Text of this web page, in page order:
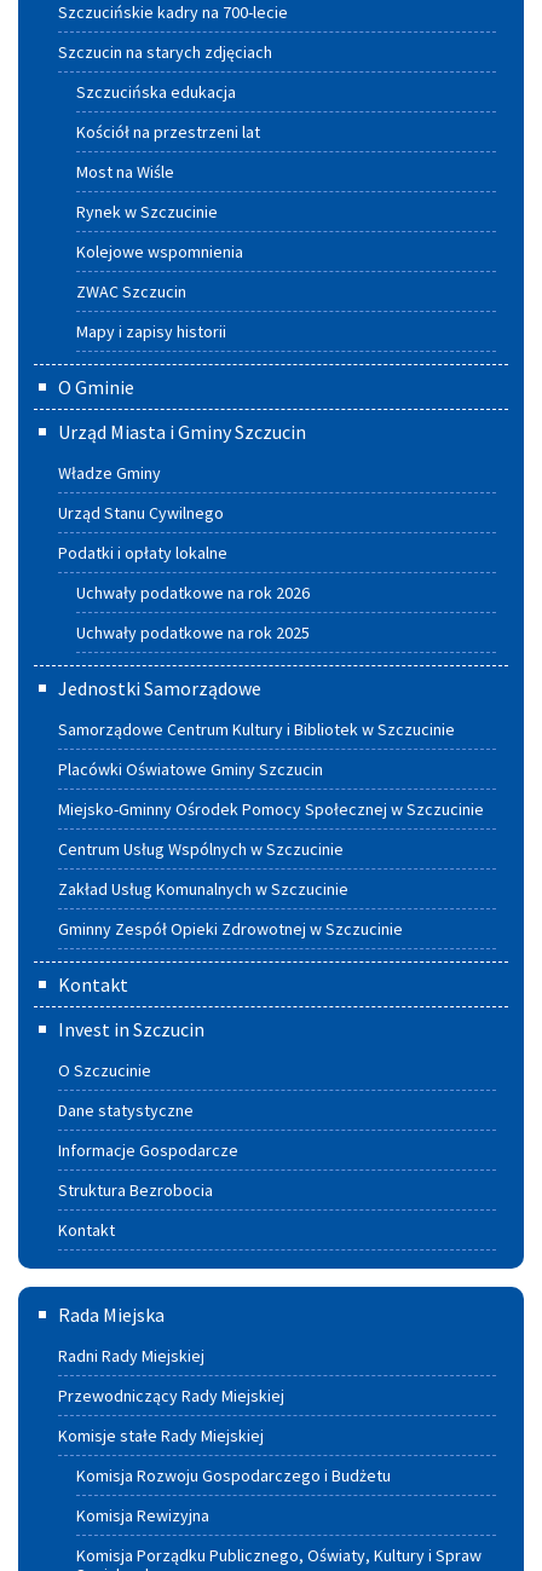
Szczucińskie kadry na 700-lecie
Szczucin na starych zdjęciach
Szczucińska edukacja
Kościół na przestrzeni lat
Most na Wiśle
Rynek w Szczucinie
Kolejowe wspomnienia
ZWAC Szczucin
Mapy i zapisy historii
O Gminie
Urząd Miasta i Gminy Szczucin
Władze Gminy
Urząd Stanu Cywilnego
Podatki i opłaty lokalne
Uchwały podatkowe na rok 2026
Uchwały podatkowe na rok 2025
Jednostki Samorządowe
Samorządowe Centrum Kultury i Bibliotek w Szczucinie
Placówki Oświatowe Gminy Szczucin
Miejsko-Gminny Ośrodek Pomocy Społecznej w Szczucinie
Centrum Usług Wspólnych w Szczucinie
Zakład Usług Komunalnych w Szczucinie
Gminny Zespół Opieki Zdrowotnej w Szczucinie
Kontakt
Invest in Szczucin
O Szczucinie
Dane statystyczne
Informacje Gospodarcze
Struktura Bezrobocia
Kontakt
Rada
Miejska
Rada Miejska
Radni Rady Miejskiej
Przewodniczący Rady Miejskiej
Komisje stałe Rady Miejskiej
Komisja Rozwoju Gospodarczego i Budżetu
Komisja Rewizyjna
Komisja Porządku Publicznego, Oświaty, Kultury i Spraw